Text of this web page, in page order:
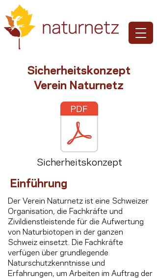
Sicherheitskonzept
Verein Naturnetz
Sicherheitskonzept
Einführung
Der Verein Naturnetz ist eine Schweizer
Organisation, die Fachkräfte und
Zivildienstleistende für die Aufwertung
von Naturbiotopen in der ganzen
Schweiz einsetzt. Die Fachkräfte
verfügen über grundlegende
Naturschutzkenntnisse und
Erfahrungen, um Arbeiten im Auftrag der